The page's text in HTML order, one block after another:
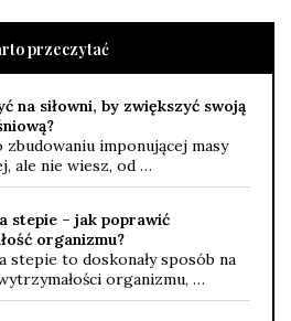
przeczytać
na siłowni, by zwiększyć swoją
zbudowaniu imponującej masy
ale nie wiesz, od …
stepie – jak poprawić
organizmu?
stepie to doskonały sposób na
organizmu, …